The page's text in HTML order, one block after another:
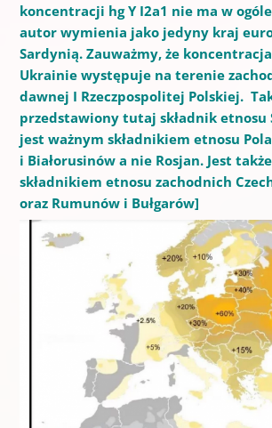
koncentracji hg Y I2a1 nie ma w
autor wymienia jako jedyny kraj
Sardynią. Zauważmy, że
Ukrainie występuje na terenie
dawnej I Rzeczpospolitej Polskiej.
przedstawiony tutaj składnik etnosu
jest ważnym składnikiem etnosu
i Białorusinów a nie Rosjan. Jest
składnikiem etnosu zachodnich
oraz Rumunów i Bułgarów]